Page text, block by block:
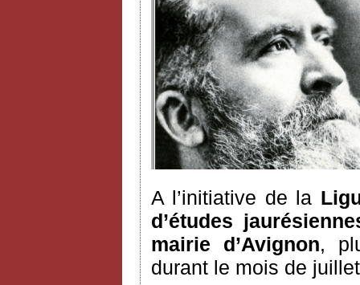
A l’initiative de la
d’études
mairie d’Avignon,
durant le mois de